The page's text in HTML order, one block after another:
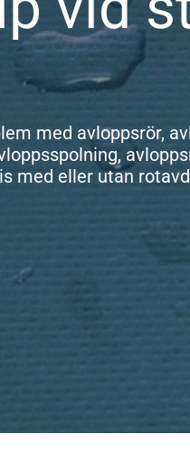
med avloppsrör,
med eller utan